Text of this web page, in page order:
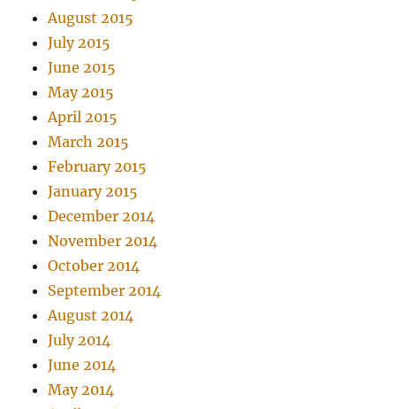
August 2015
July 2015
June 2015
May 2015
April 2015
March 2015
February 2015
January 2015
December 2014
November 2014
October 2014
September 2014
August 2014
July 2014
June 2014
May 2014